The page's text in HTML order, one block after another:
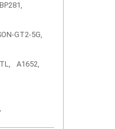
GT2-5G,
A1652,